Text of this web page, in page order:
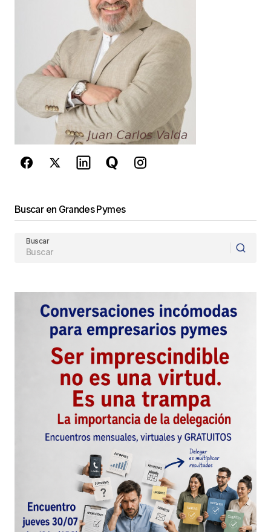
Guarda mi nombre, correo electrónico y web en
este navegador para la próxima vez que
comente.
Este sitio esta protegido por
reCAPTCHA y la Política de
privacidad y los Términos del servicio
de Googlese aplican.
Buscar en Grandes Pymes
Buscar